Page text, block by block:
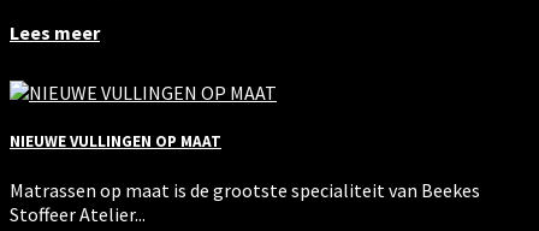
Lees meer
NIEUWE VULLINGEN OP MAAT
Matrassen op maat is de grootste specialiteit van Beekes
Stoffeer Atelier...